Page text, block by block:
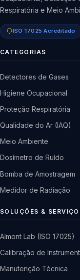
Respiratória e Meio
ISO 17025 Acreditado
CATEGORIAS
Detectores de Gases
Higiene Ocupacional
Proteção Respiratória
Qualidade do Ar (IAQ)
Meio Ambiente
Dosímetro de Ruído
Bomba de Amostragem
Medidor de Radiação
SOLUÇÕES &
Almont Lab (ISO 17025)
Calibração de
Manutenção Técnica